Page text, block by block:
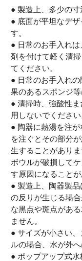
● 製造上、多少の寸
● 底面が平坦なデ
す。
● 日常のお手入れ
剤を付けて軽く清
てください。
● 日常のお手入れ
果のあるスポンジ
● 清掃時、強酸性
用しないでください
● 陶器に熱湯を注
を注ぐとその部分
生することがあり
ボウルが破損して
す原因になることが
● 製造上、陶器製
の反りが生じる場
な黒点や斑点があ
ません。
● サイズが小さい
ルの場合、水が外
● ポップアップ式